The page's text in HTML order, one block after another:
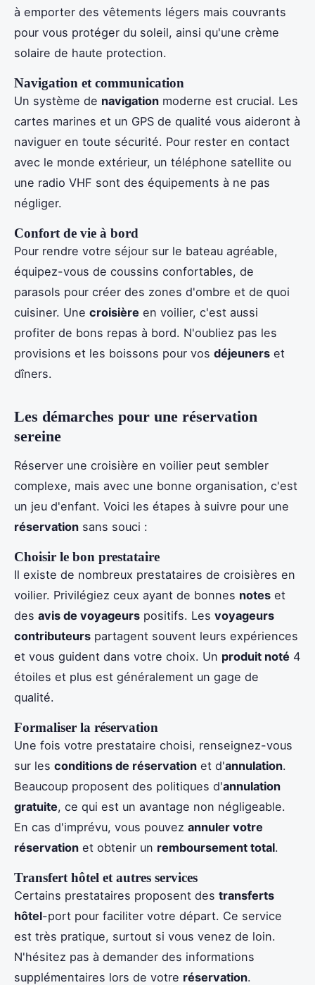
à emporter des vêtements légers mais couvrants
pour vous protéger du soleil, ainsi qu'une crème
solaire de haute protection.
Navigation et communication
Un système de navigation moderne est crucial. Les
cartes marines et un GPS de qualité vous aideront à
naviguer en toute sécurité. Pour rester en contact
avec le monde extérieur, un téléphone satellite ou
une radio VHF sont des équipements à ne pas
négliger.
Confort de vie à bord
Pour rendre votre séjour sur le bateau agréable,
équipez-vous de coussins confortables, de
parasols pour créer des zones d'ombre et de quoi
cuisiner. Une croisière en voilier, c'est aussi
profiter de bons repas à bord. N'oubliez pas les
provisions et les boissons pour vos déjeuners et
dîners.
Les démarches pour une réservation
sereine
Réserver une croisière en voilier peut sembler
complexe, mais avec une bonne organisation, c'est
un jeu d'enfant. Voici les étapes à suivre pour une
réservation sans souci :
Choisir le bon prestataire
Il existe de nombreux prestataires de croisières en
voilier. Privilégiez ceux ayant de bonnes notes et
des avis de voyageurs positifs. Les voyageurs
contributeurs partagent souvent leurs expériences
et vous guident dans votre choix. Un produit noté 4
étoiles et plus est généralement un gage de
qualité.
Formaliser la réservation
Une fois votre prestataire choisi, renseignez-vous
sur les conditions de réservation et d'annulation.
Beaucoup proposent des politiques d'annulation
gratuite, ce qui est un avantage non négligeable.
En cas d'imprévu, vous pouvez annuler votre
réservation et obtenir un remboursement total.
Transfert hôtel et autres services
Certains prestataires proposent des transferts
hôtel-port pour faciliter votre départ. Ce service
est très pratique, surtout si vous venez de loin.
N'hésitez pas à demander des informations
supplémentaires lors de votre réservation.